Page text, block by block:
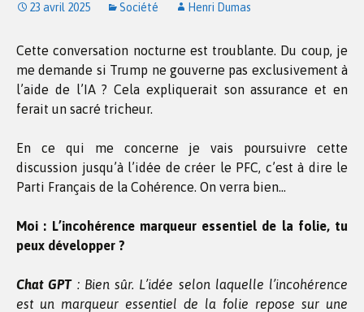
23 avril 2025 Société Henri Dumas
Cette conversation nocturne est troublante. Du coup, je
me demande si Trump ne gouverne pas exclusivement à
l’aide de l’IA ? Cela expliquerait son assurance et en
ferait un sacré tricheur.
En ce qui me concerne je vais poursuivre cette
discussion jusqu’à l’idée de créer le PFC, c’est à dire le
Parti Français de la Cohérence. On verra bien…
Moi : L’incohérence marqueur essentiel de la folie, tu
peux développer ?
Chat GPT: Bien sûr. L’idée selon laquelle l’incohérence
est un marqueur essentiel de la folie repose sur une